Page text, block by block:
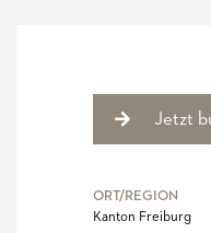
ORT/REGION
Kanton Freiburg